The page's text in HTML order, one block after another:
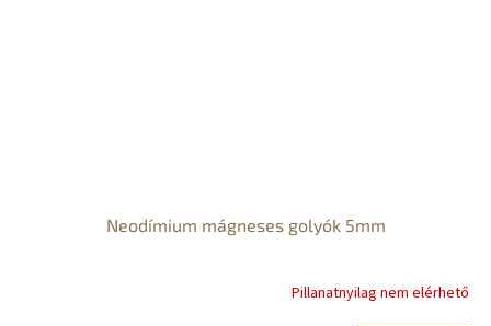
Neodímium mágneses golyók 5mm
Pillanatnyilag nem elérhető